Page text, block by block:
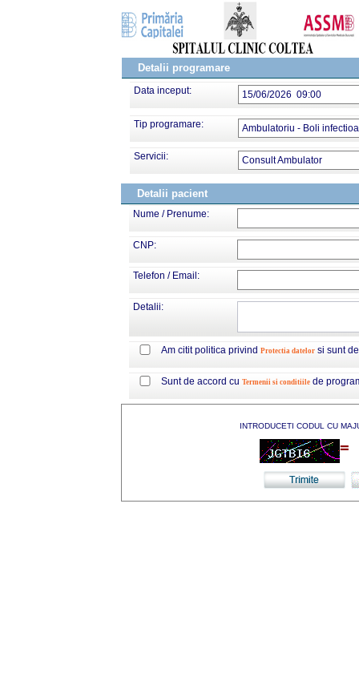
Detalii programare
Data inceput: 15/06/2026 09:00
Tip programare: Ambulatoriu - Boli
Servicii: Consult Ambulator
Detalii pacient
Nume / Prenume:
CNP:
Telefon / Email:
Detalii:
Am citit politica privind Protectia datelor si sunt
Sunt de accord cu Termenii si conditiile de
INTRODUCETI CODUL CU
=